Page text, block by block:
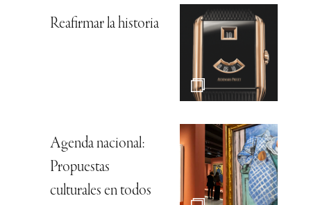
Reafirmar la historia
Agenda nacional:
Propuestas
culturales en todos